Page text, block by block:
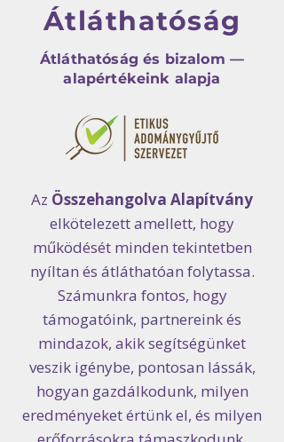
Átláthatóság
Átláthatóság és bizalom —
alapértékeink alapja
Az Összehangolva Alapítvány
elkötelezett amellett, hogy
működését minden tekintetben
nyíltan és átláthatóan folytassa.
Számunkra fontos, hogy
támogatóink, partnereink és
mindazok, akik segítségünket
veszik igénybe, pontosan lássák,
hogyan gazdálkodunk, milyen
eredményeket értünk el, és milyen